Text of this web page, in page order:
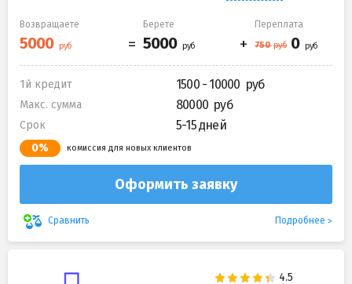
Возвращаете Берете Переплата
1й кредит 1500 - 10000
Макс. сумма 80000
Срок 5-15 дней
0% комиссия для новых клиентов
Оформить заявку
Сравнить Подробнее